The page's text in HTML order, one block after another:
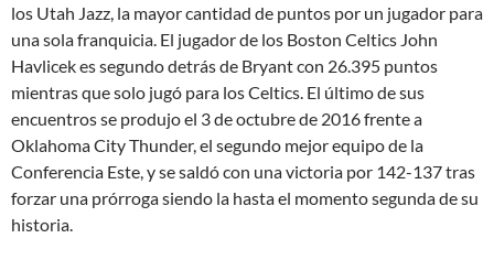
los Utah Jazz, la mayor cantidad de puntos por un jugador para
una sola franquicia. El jugador de los Boston Celtics John
Havlicek es segundo detrás de Bryant con 26.395 puntos
mientras que solo jugó para los Celtics. El último de sus
encuentros se produjo el 3 de octubre de 2016 frente a
Oklahoma City Thunder, el segundo mejor equipo de la
Conferencia Este, y se saldó con una victoria por 142-137 tras
forzar una prórroga siendo la hasta el momento segunda de su
historia.